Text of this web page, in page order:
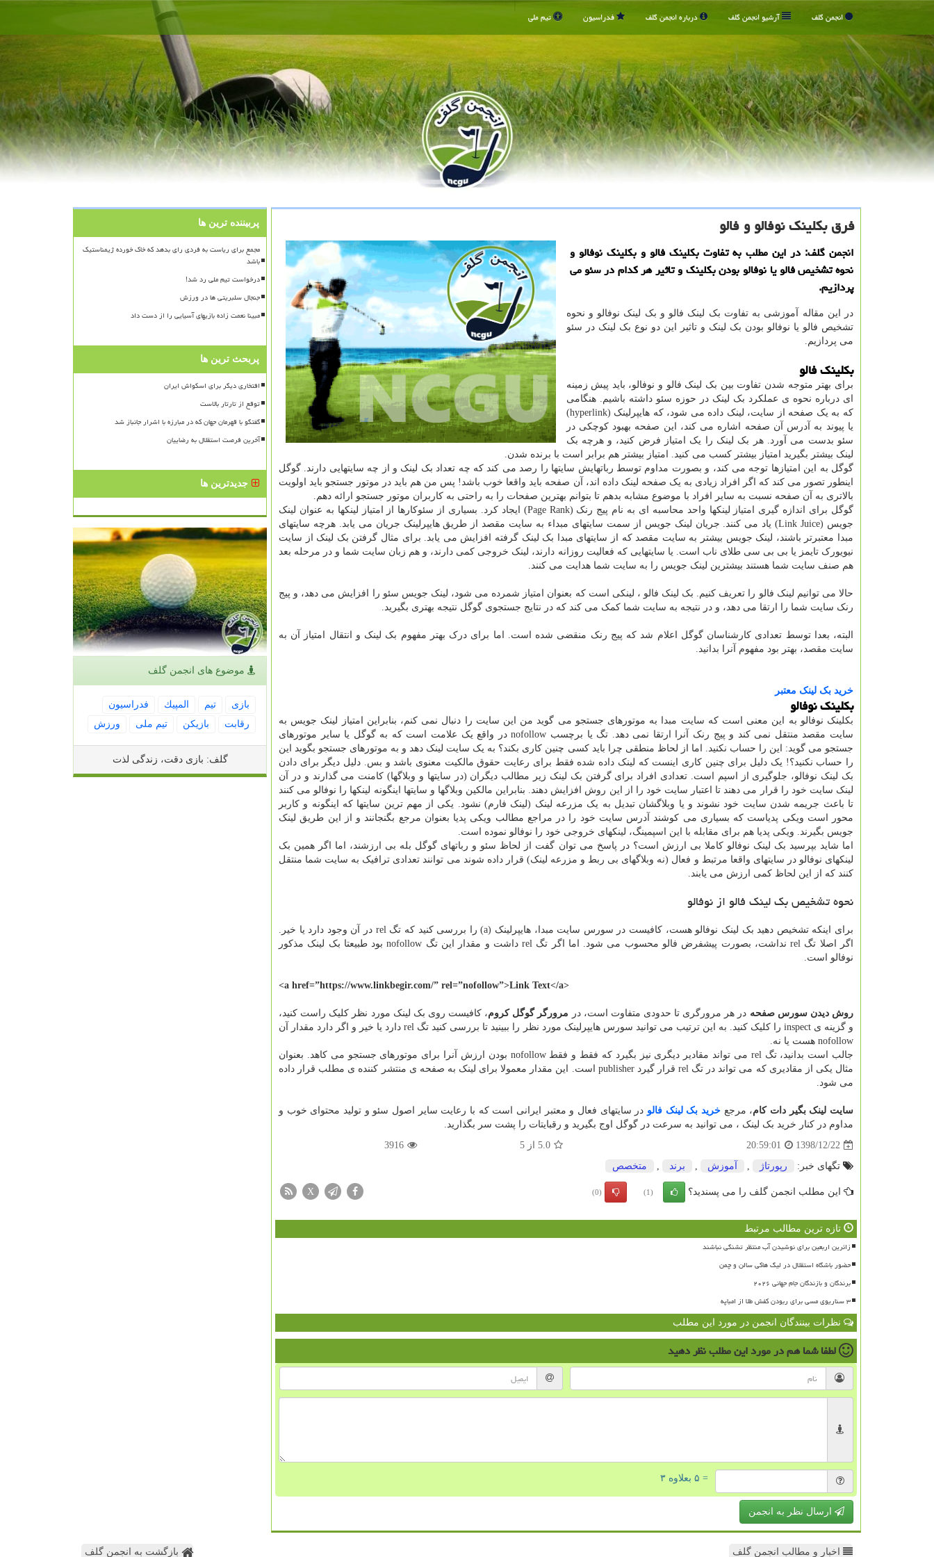
انجمن گلف آرشیو انجمن گلف درباره انجمن گلف فدراسیون تیم ملی
فرق بكلینك نوفالو و فالو
انجمن گلف: در این مطلب به تفاوت بكلینك فالو و بكلینك نوفالو و
نحوه تشخیص فالو یا نوفالو بودن بكلینك و تاثیر هر كدام در سئو می
پردازیم.
در این مقاله آموزشی به تفاوت بک لینک فالو و بک لینک نوفالو و نحوه
تشخیص فالو یا نوفالو بودن بک لینک و تاثیر این دو نوع بک لینک در سئو
می پردازیم.
بکلینک فالو
برای بهتر متوجه شدن تفاوت بین بک لینک فالو و نوفالو، باید پیش زمینه
ای درباره نحوه ی عملکرد بک لینک در حوزه سئو داشته باشیم. هنگامی
که به یک صفحه از سایت، لینک داده می شود، که هایپرلینک (hyperlink)
یا پیوند به آدرس آن صفحه اشاره می کند، این صفحه بهبود کوچکی در
سئو بدست می آورد. هر بک لینک را یک امتیاز فرض کنید، و هرچه بک
لینک بیشتر بگیرید امتیاز بیشتر کسب می کنید. امتیاز بیشتر هم برابر است با برنده شدن.
گوگل به این امتیازها توجه می کند، و بصورت مداوم توسط رباتهایش سایتها را رصد می کند که چه تعداد بک لینک و از چه سایتهایی دارند. گوگل
اینطور تصور می کند که اگر افراد زیادی به یک صفحه لینک داده اند، آن صفحه باید واقعا خوب باشد! پس من هم باید در موتور جستجو باید اولویت
بالاتری به آن صفحه نسبت به سایر افراد با موضوع مشابه بدهم تا بتوانم بهترین صفحات را به راحتی به کاربران موتور جستجو ارائه دهم.
گوگل برای اندازه گیری امتیاز لینکها واحد محاسبه ای به نام پیج رنک (Page Rank) ایجاد کرد. بسیاری از سئوکارها از امتیاز لینکها به عنوان لینک
جویس (Link Juice) یاد می کنند. جریان لینک جویس از سمت سایتهای مبداء به سایت مقصد از طریق هایپرلینک جریان می یابد. هرچه سایتهای
مبدا معتبرتر باشند، لینک جویس بیشتر به سایت مقصد که از سایتهای مبدا بک لینک گرفته افزایش می یابد. برای مثال گرفتن بک لینک از سایت
نیویورک تایمز یا بی بی سی طلای ناب است. یا سایتهایی که فعالیت روزانه دارند، لینک خروجی کمی دارند، و هم زبان سایت شما و در مرحله بعد
هم صنف سایت شما هستند بیشترین لینک جویس را به سایت شما هدایت می کنند.
حالا می توانیم لینک فالو را تعریف کنیم. بک لینک فالو ، لینکی است که بعنوان امتیاز شمرده می شود، لینک جویس سئو را افزایش می دهد، و پیج
رنک سایت شما را ارتقا می دهد، و در نتیجه به سایت شما کمک می کند که در نتایج جستجوی گوگل نتیجه بهتری بگیرید.
البته، بعدا توسط تعدادی کارشناسان گوگل اعلام شد که پیج رنک منقضی شده است. اما برای درک بهتر مفهوم بک لینک و انتقال امتیاز آن به
سایت مقصد، بهتر بود مفهوم آنرا بدانید.
خرید بک لینک معتبر
بکلینک نوفالو
بکلینک نوفالو به این معنی است که سایت مبدا به موتورهای جستجو می گوید من این سایت را دنبال نمی کنم، بنابراین امتیاز لینک جویس به
سایت مقصد منتقل نمی کند و پیج رنک آنرا ارتقا نمی دهد. تگ یا برچسب nofollow در واقع یک علامت است که به گوگل یا سایر موتورهای
جستجو می گوید: این را حساب نکنید. اما از لحاظ منطقی چرا باید کسی چنین کاری بکند؟ به یک سایت لینک دهد و به موتورهای جستجو بگوید این
را حساب نکنید؟! یک دلیل برای چنین کاری اینست که لینک داده شده فقط برای رعایت حقوق مالکیت معنوی باشد و بس. دلیل دیگر برای دادن
بک لینک نوفالو، جلوگیری از اسپم است. تعدادی افراد برای گرفتن بک لینک زیر مطالب دیگران (در سایتها و وبلاگها) کامنت می گذارند و در آن
لینک سایت خود را قرار می دهند تا اعتبار سایت خود را از این روش افزایش دهند. بنابراین مالکین وبلاگها و سایتها اینگونه لینکها را نوفالو می کنند
تا باعث جریمه شدن سایت خود نشوند و یا وبلاگشان تبدیل به یک مزرعه لینک (لینک فارم) نشود. یکی از مهم ترین سایتها که اینگونه و کاربر
محور است ویکی پدیاست که بسیاری می کوشند آدرس سایت خود را در مراجع مطالب ویکی پدیا بعنوان مرجع بگنجانند و از این طریق لینک
جویس بگیرند. ویکی پدیا هم برای مقابله با این اسپمینگ، لینکهای خروجی خود را نوفالو نموده است.
اما شاید بپرسید بک لینک نوفالو کاملا بی ارزش است؟ در پاسخ می توان گفت از لحاظ سئو و رباتهای گوگل بله بی ارزشند، اما اگر همین بک
لینکهای نوفالو در سایتهای واقعا مرتبط و فعال (نه وبلاگهای بی ربط و مزرعه لینک) قرار داده شوند می توانند تعدادی ترافیک به سایت شما منتقل
کنند که از این لحاظ کمی ارزش می یابند.
نحوه تشخیص بک لینک فالو از نوفالو
برای اینکه تشخیص دهید بک لینک نوفالو هست، کافیست در سورس سایت مبدا، هایپرلینک (a) را بررسی کنید که تگ rel در آن وجود دارد یا خیر.
اگر اصلا تگ rel نداشت، بصورت پیشفرض فالو محسوب می شود. اما اگر تگ rel داشت و مقدار این تگ nofollow بود طبیعتا بک لینک مذکور
نوفالو است.
<a href=”https://www.linkbegir.com/” rel=”nofollow”>Link Text</a>
روش دیدن سورس صفحه در هر مرورگری تا حدودی متفاوت است، در مرورگر گوگل کروم، کافیست روی بک لینک مورد نظر کلیک راست کنید،
و گزینه ی inspect را کلیک کنید. به این ترتیب می توانید سورس هایپرلینک مورد نظر را ببینید تا بررسی کنید تگ rel دارد یا خیر و اگر دارد مقدار آن
nofollow هست یا نه.
جالب است بدانید، تگ rel می تواند مقادیر دیگری نیز بگیرد که فقط و فقط nofollow بودن ارزش آنرا برای موتورهای جستجو می کاهد. بعنوان
مثال یکی از مقادیری که می تواند در تگ rel قرار گیرد publisher است. این مقدار معمولا برای لینک به صفحه ی منتشر کننده ی مطلب قرار داده
می شود.
سایت لینک بگیر دات کام، مرجع خرید بک لینک فالو در سایتهای فعال و معتبر ایرانی است که با رعایت سایر اصول سئو و تولید محتوای خوب و
مداوم در کنار خرید بک لینک ، می توانید به سرعت در گوگل اوج بگیرید و رقبایتات را پشت سر بگذارید.
1398/12/22
20:59:01
5.0 از5
3916
تگهای خبر: رپورتاژ , آموزش , برند , متخصص
این مطلب انجمن گلف را می پسندید؟ (1)
(0)
X
تازه ترین مطالب مرتبط
زائرین اربعین برای نوشیدن آب منتظر تشنگی نباشند
حضور باشگاه استقلال در لیگ هاکی سالن و چمن
برندگان و بازندگان جام جهانی ۲۰۲۶
۳ سناریوی مسی برای ربودن کفش طلا از امباپه
نظرات بینندگان انجمن در مورد این مطلب
لطفا شما همدر مورد این مطلبنظر دهید
= ۵ بعلاوه ۳
ارسال نظر به انجمن
پربیننده ترین ها
مجمع برای ریاست به فردی رای بدهد که خاک خورده ژیمناستیک
باشد
درخواست تیم ملی رد شد!
جنجال سلبریتی ها در ورزش
مبینا نعمت زاده بازیهای آسیایی را از دست داد
پربحث ترین ها
افتخاری دیگر برای اسکواش ایران
توقع از تارتار بالاست
گفتگو با قهرمان جهان که در مبارزه با اشرار جانباز شد
آخرین فرصت استقلال به رضاییان
جدیدترین ها
موضوع های انجمن گلف
بازی تیم المپیك
فدراسیون
رقابت
بازیكن تیم ملی ورزش
گلف: بازی دقت، زندگی لذت
اخبار و مطالب انجمن گلف بازگشت به انجمن گلف